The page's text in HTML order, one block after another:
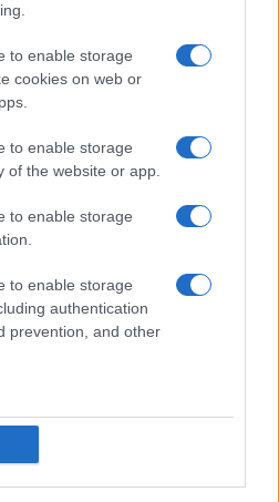
to enable storage
cookies on web or
to enable storage
of the website or app.
to enable storage
to enable storage
authentication
prevention, and other
Αιγαίο με
οπλισμένα F- 16 της
Αεροπορίας πάνω από